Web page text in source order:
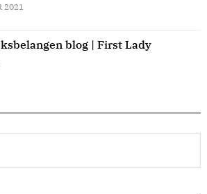
2021
blog | First Lady